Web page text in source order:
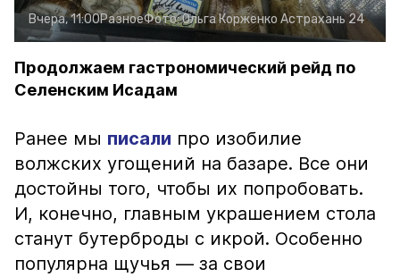
Вчера, 11:00РазноеФото:Ольга Корженко Астрахань 24
Продолжаем гастрономический рейд по
Селенским Исадам
Ранее мы писали про изобилие
волжских угощений на базаре. Все они
достойны того, чтобы их попробовать.
И, конечно, главным украшением стола
станут бутерброды с икрой. Особенно
популярна щучья — за свои